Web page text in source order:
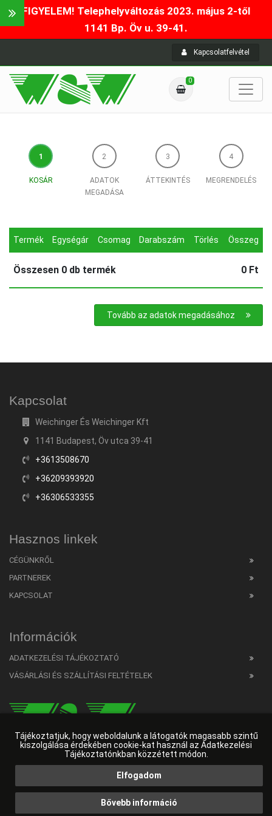
Tájékoztatjuk, hogy weboldalunk a látogatók magasabb szintű
kiszolgálása érdekében cookie-kat használ az Adatkezelési
Tájékoztatónkban közzétett módon.
Elfogadom
Bővebb információ
FIGYELEM! Telephelyváltozás 2023. május 2-től
1141 Bp. Öv u. 39-41.
Kapcsolatfelvétel
0
KOSÁR
ADATOK
MEGADÁSA
ÁTTEKINTÉS MEGRENDELÉS
Termék Egységár Csomag Darabszám Törlés Összeg
Összesen 0 db termék 0 Ft
Tovább az adatok megadásához
Kapcsolat
Weichinger És Weichinger Kft
1141 Budapest, Öv utca 39-41
+3613508670
+36209393920
+36306533355
Hasznos linkek
CÉGÜNKRŐL
PARTNEREK
KAPCSOLAT
Információk
ADATKEZELÉSI TÁJÉKOZTATÓ
VÁSÁRLÁSI ÉS SZÁLLÍTÁSI FELTÉTELEK
Web developerHW Online|Ingyenes SEO elemző|
Weboldalkészítés Budapest